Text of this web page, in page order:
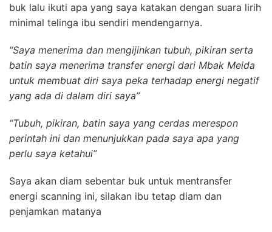
buk lalu ikuti apa yang saya katakan dengan suara lirih
minimal telinga ibu sendiri mendengarnya.
“Saya menerima dan mengijinkan tubuh, pikiran serta
batin saya menerima transfer energi dari Mbak Meida
untuk membuat diri saya peka terhadap energi negatif
yang ada di dalam diri saya”
“Tubuh, pikiran, batin saya yang cerdas merespon
perintah ini dan menunjukkan pada saya apa yang
perlu saya ketahui”
Saya akan diam sebentar buk untuk mentransfer
energi scanning ini, silakan ibu tetap diam dan
penjamkan matanya